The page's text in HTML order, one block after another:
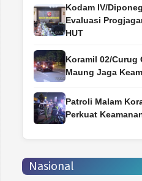
Kodam IV/
Evaluasi
HUT
Koramil 02/Curug
Maung Jaga
Patroli Malam
Perkuat
Nasional